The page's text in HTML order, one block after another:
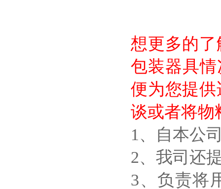
想更多的
包装器具
便为您提
谈或者将物
1、自本公
2、我司还
3、负责将